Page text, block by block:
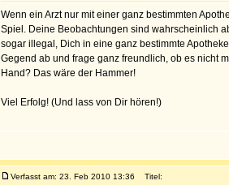
Wenn ein Arzt nur mit einer ganz bestimmten
Spiel. Deine Beobachtungen sind wahrscheinlich
sogar illegal, Dich in eine ganz bestimmte
Gegend ab und frage ganz freundlich, ob es nicht
Hand? Das wäre der Hammer!
Viel Erfolg! (Und lass von Dir hören!)
Verfasst am: 23. Feb 2010 13:36 Titel: